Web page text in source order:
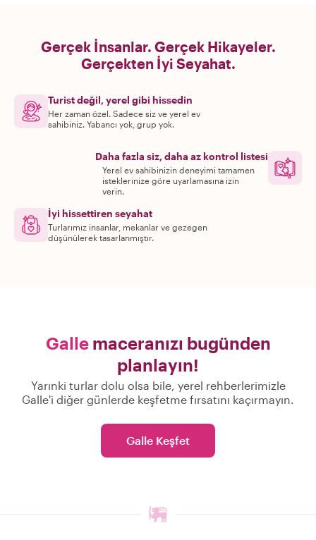
Gerçek İnsanlar. Gerçek Hikayeler.
Gerçekten İyi Seyahat.
Turist değil, yerel gibi hissedin
Her zaman özel. Sadece siz ve yerel ev
sahibiniz. Yabancı yok, grup yok.
Daha fazla siz, daha az kontrol listesi
Yerel ev sahibinizin deneyimi tamamen
isteklerinize göre uyarlamasına izin
verin.
İyi hissettiren seyahat
Turlarımız insanlar, mekanlar ve gezegen
düşünülerek tasarlanmıştır.
Gallemaceranızı bugünden
planlayın!
Yarınki turlar dolu olsa bile, yerel rehberlerimizle
Galle'i diğer günlerde keşfetme fırsatını kaçırmayın.
Galle Keşfet